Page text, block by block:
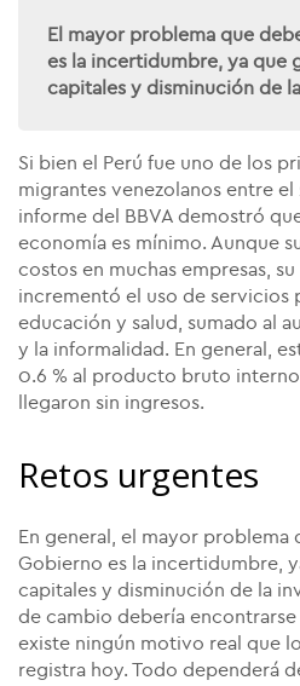
El mayor problema que
es la incertidumbre, ya que
capitales y disminución de
Si bien el Perú fue uno de los
migrantes venezolanos entre el
informe del BBVA demostró
economía es mínimo. Aunque
costos en muchas empresas,
incrementó el uso de servicios
educación y salud, sumado al
y la informalidad. En general,
0.6 % al producto bruto interno
llegaron sin ingresos.
Retos urgentes
En general, el mayor problema
Gobierno es la incertidumbre,
capitales y disminución de la
de cambio debería
existe ningún motivo real que
registra hoy. Todo dependerá